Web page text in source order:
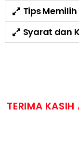
Tips
Syarat dan
TERIMA